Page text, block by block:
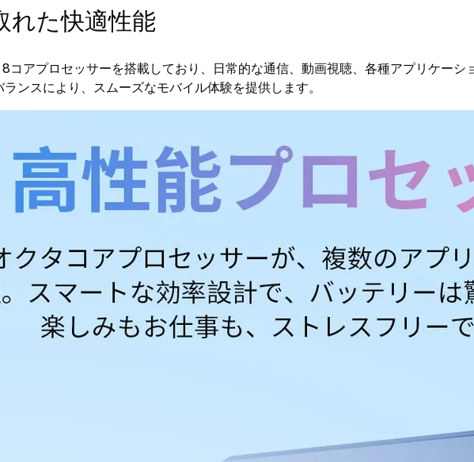
れた快適性能
アプロセッサーを搭載しており、日常的な通信、動画視聴、各種アプリケーシ
ンスにより、スムーズなモバイル体験を提供します。